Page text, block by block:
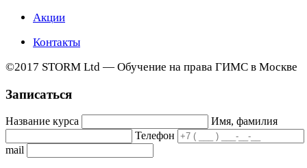
Акции
Контакты
©2017 STORM Ltd — Обучение на права ГИМС в Москве
Записаться
Название курса
Имя, фамилия
Телефон
mail